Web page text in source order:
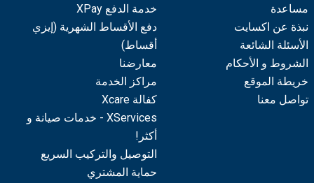
مساعدة
نبذة عن اكسايت
الأسئلة الشائعة
الشروط و الأحكام
خريطة الموقع
تواصل معنا
خدمة الدفع XPay
دفع الأقساط الشهرية (إيزي
أقساط)
معارضنا
مراكز الخدمة
كفالة Xcare
XServices - خدمات صيانة و
أكثر!
التوصيل والتركيب السريع
حماية المشتري